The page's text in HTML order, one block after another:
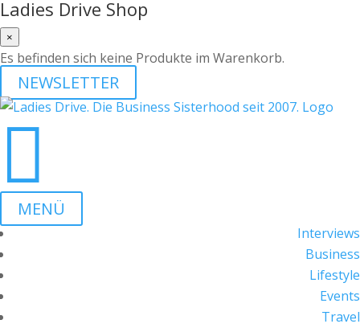
Ladies Drive Shop
×
Es befinden sich keine Produkte im Warenkorb.
NEWSLETTER

MENÜ
Interviews
Business
Lifestyle
Events
Travel